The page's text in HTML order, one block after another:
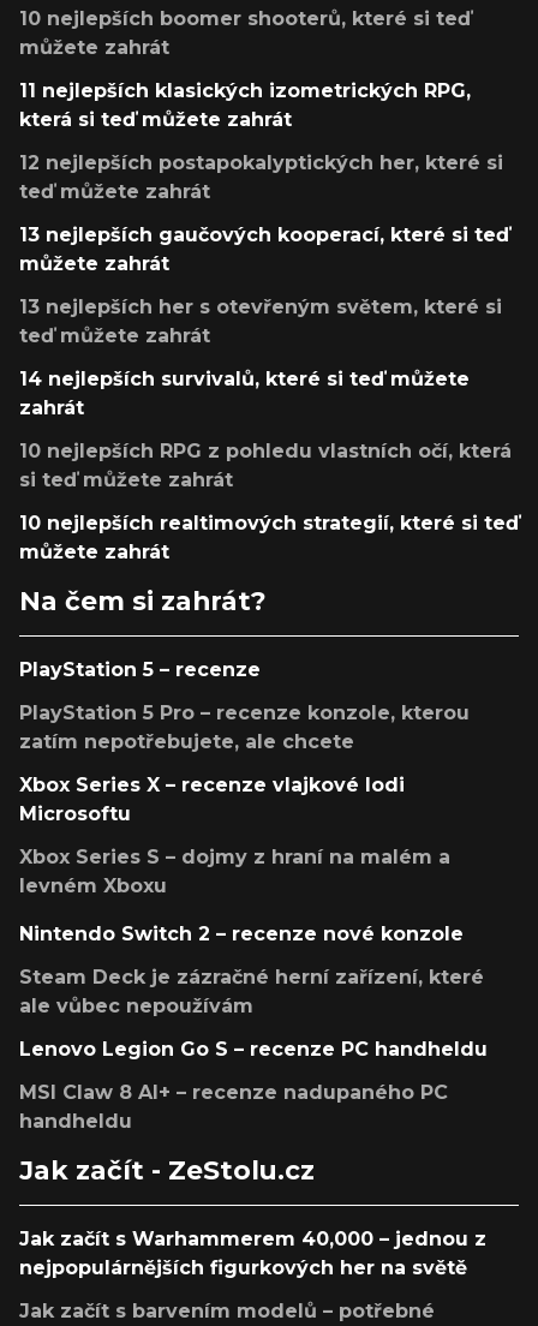
10 nejlepších boomer shooterů, které si teď
můžete zahrát
11 nejlepších klasických izometrických RPG,
která si teď můžete zahrát
12 nejlepších postapokalyptických her, které si
teď můžete zahrát
13 nejlepších gaučových kooperací, které si teď
můžete zahrát
13 nejlepších her s otevřeným světem, které si
teď můžete zahrát
14 nejlepších survivalů, které si teď můžete
zahrát
10 nejlepších RPG z pohledu vlastních očí, která
si teď můžete zahrát
10 nejlepších realtimových strategií, které si teď
můžete zahrát
Na čem si zahrát?
PlayStation 5 – recenze
PlayStation 5 Pro – recenze konzole, kterou
zatím nepotřebujete, ale chcete
Xbox Series X – recenze vlajkové lodi
Microsoftu
Xbox Series S – dojmy z hraní na malém a
levném Xboxu
Nintendo Switch 2 – recenze nové konzole
Steam Deck je zázračné herní zařízení, které
ale vůbec nepoužívám
Lenovo Legion Go S – recenze PC handheldu
MSI Claw 8 AI+ – recenze nadupaného PC
handheldu
Jak začít - ZeStolu.cz
Jak začít s Warhammerem 40,000 – jednou z
nejpopulárnějších figurkových her na světě
Jak začít s barvením modelů – potřebné